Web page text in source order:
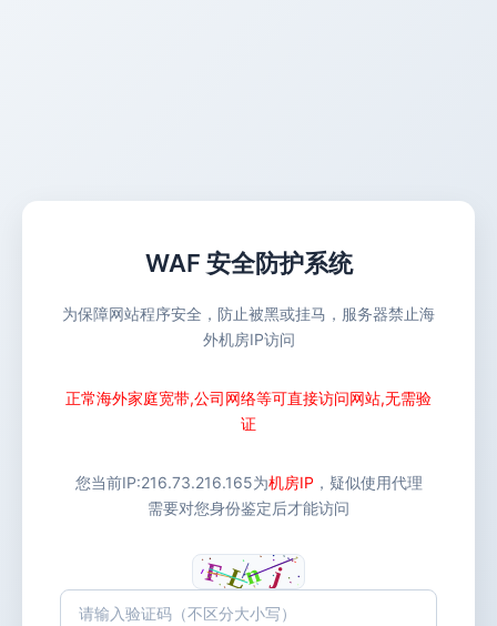
WAF 安全防护系统
为保障网站程序安全，防止被黑或挂马，服务器禁止海
外机房IP访问
正常海外家庭宽带,公司网络等可直接访问网站,无需验
证
您当前IP:216.73.216.165为机房IP ，疑似使用代理
需要对您身份鉴定后才能访问